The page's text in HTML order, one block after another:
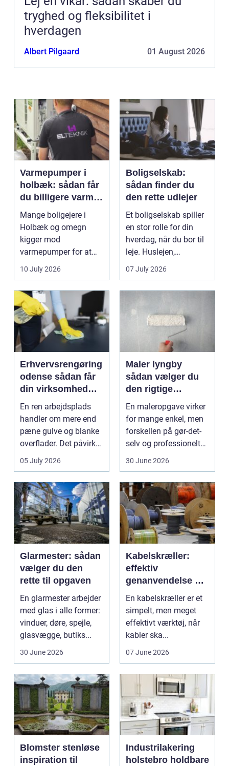
tryghed og fleksibilitet i
hverdagen
Albert Pilgaard 01 August 2026
Varmepumper i
holbæk: sådan får
du billigere varme
og bedre
indeklima
Mange boligejere i
Holbæk og omegn
kigger mod
varmepumper for at
sænke
varmeregningen og få
et sunde...
10 July 2026
Boligselskab:
sådan finder du
den rette udlejer
Et boligselskab spiller
en stor rolle for din
hverdag, når du bor til
leje. Huslejen,
vedligeh...
07 July 2026
Erhvervsrengøring
odense sådan får
din virksomhed
mest værdi for
pengene
En ren arbejdsplads
handler om mere end
pæne gulve og blanke
overflader. Det påvirker
både arbejdsmi...
05 July 2026
Maler lyngby
sådan vælger du
den rigtige
fagmand
En maleropgave virker
for mange enkel, men
forskellen på gør-det-
selv og professionelt
arbejde er of...
30 June 2026
Glarmester: sådan
vælger du den
rette til opgaven
En glarmester arbejder
med glas i alle former:
vinduer, døre, spejle,
glasvægge, butiks...
30 June 2026
Kabelskræller:
effektiv
genanvendelse og
bedre økonomi i
kabelhåndtering
En kabelskræller er et
simpelt, men meget
effektivt værktøj, når
kabler ska...
07 June 2026
Blomster stenløse
inspiration til
Industrilakering
holstebro holdbare